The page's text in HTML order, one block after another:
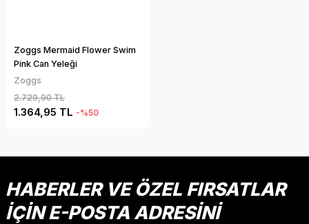
Zoggs Mermaid Flower Swim
Pink Can Yeleği
Zoggs
2.729,90 TL
1.364,95 TL -%50
HABERLER VE ÖZEL FIRSATLAR
İÇİN E-POSTA ADRESİNİ